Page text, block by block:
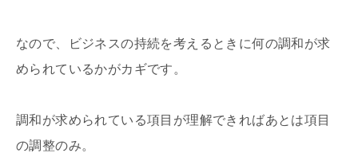
なので、ビジネスの持続を考えるときに何の調和が求
められているかがカギです。
調和が求められている項目が理解できればあとは項目
の調整のみ。